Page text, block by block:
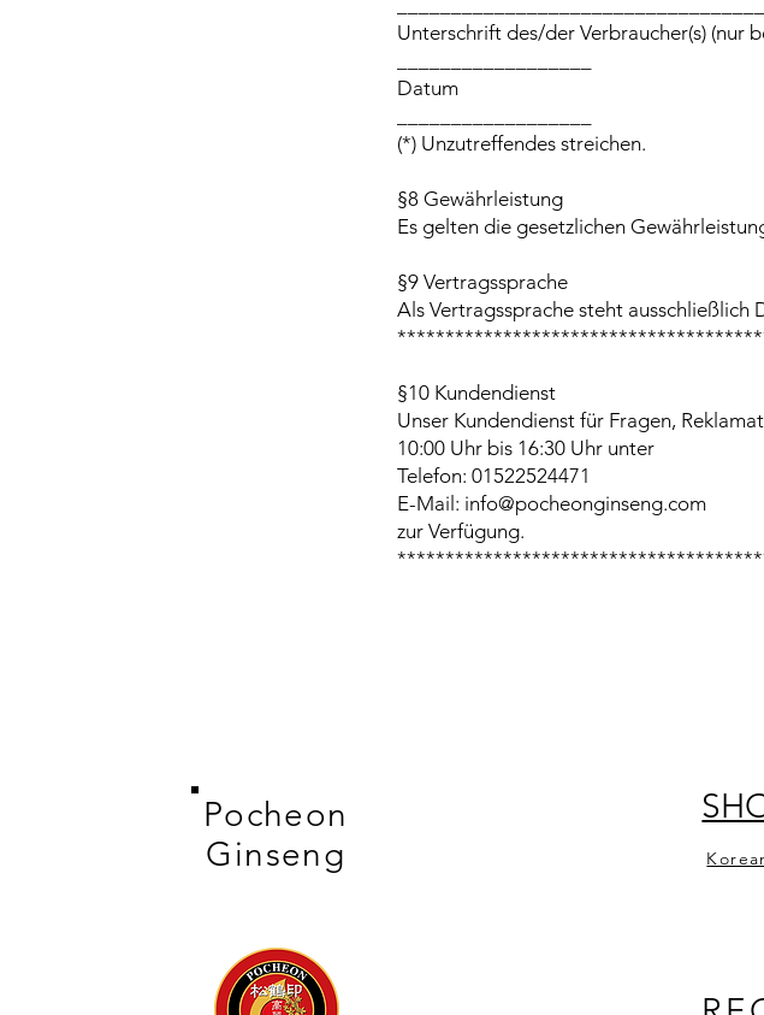
Unterschrift des/der Verbraucher(s) (nur
Datum
(*) Unzutreffendes streichen.
§8 Gewährleistung
Es gelten die gesetzlichen
§9 Vertragssprache
Als Vertragssprache steht ausschließlich
§10 Kundendienst
Unser Kundendienst für Fragen,
10:00 Uhr bis 16:30 Uhr unter
Telefon: 01522524471
E-Mail: info@pocheonginseng.com
zur Verfügung.
Pocheon
Ginseng